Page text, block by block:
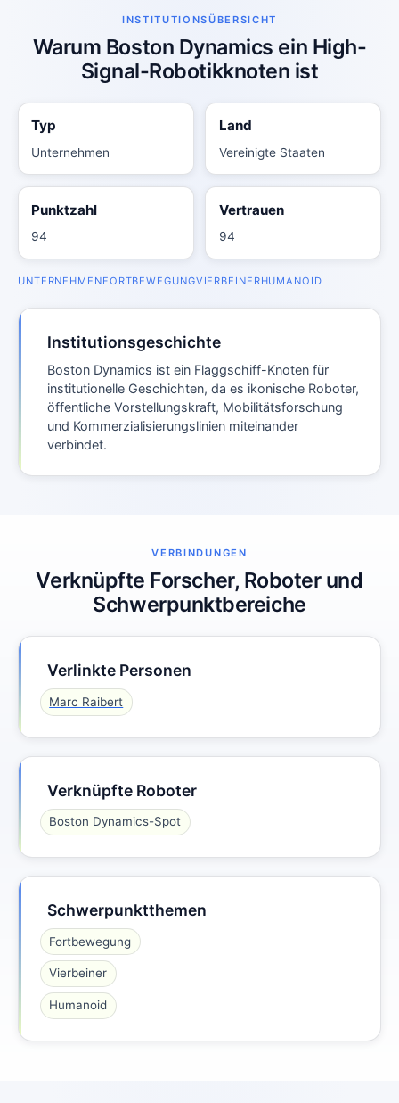
INSTITUTIONSÜBERSICHT
Warum Boston Dynamics ein High-
Signal-Robotikknoten ist
Typ
Unternehmen
Land
Vereinigte Staaten
Punktzahl
94
Vertrauen
94
UNTERNEHMENFORTBEWEGUNGVIERBEINERHUMANOID
Institutionsgeschichte
Boston Dynamics ist ein Flaggschiff-Knoten für
institutionelle Geschichten, da es ikonische Roboter,
öffentliche Vorstellungskraft, Mobilitätsforschung
und Kommerzialisierungslinien miteinander
verbindet.
VERBINDUNGEN
Verknüpfte Forscher, Roboter und
Schwerpunktbereiche
Verlinkte Personen
Marc Raibert
Verknüpfte Roboter
Boston Dynamics-Spot
Schwerpunktthemen
Fortbewegung
Vierbeiner
Humanoid